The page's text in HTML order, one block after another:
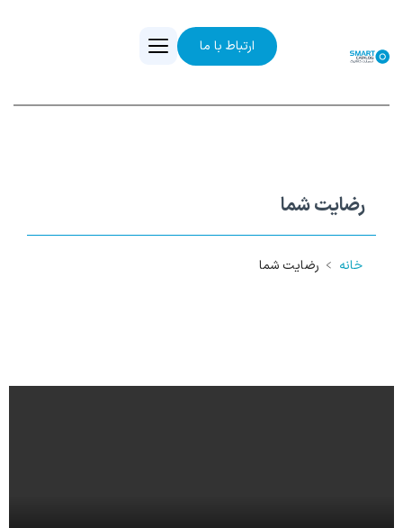
ارتباط با ما
رضایت شما
﹥رضایت شما